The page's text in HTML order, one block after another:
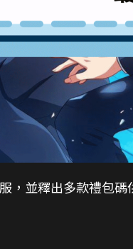
，並釋出多款禮包